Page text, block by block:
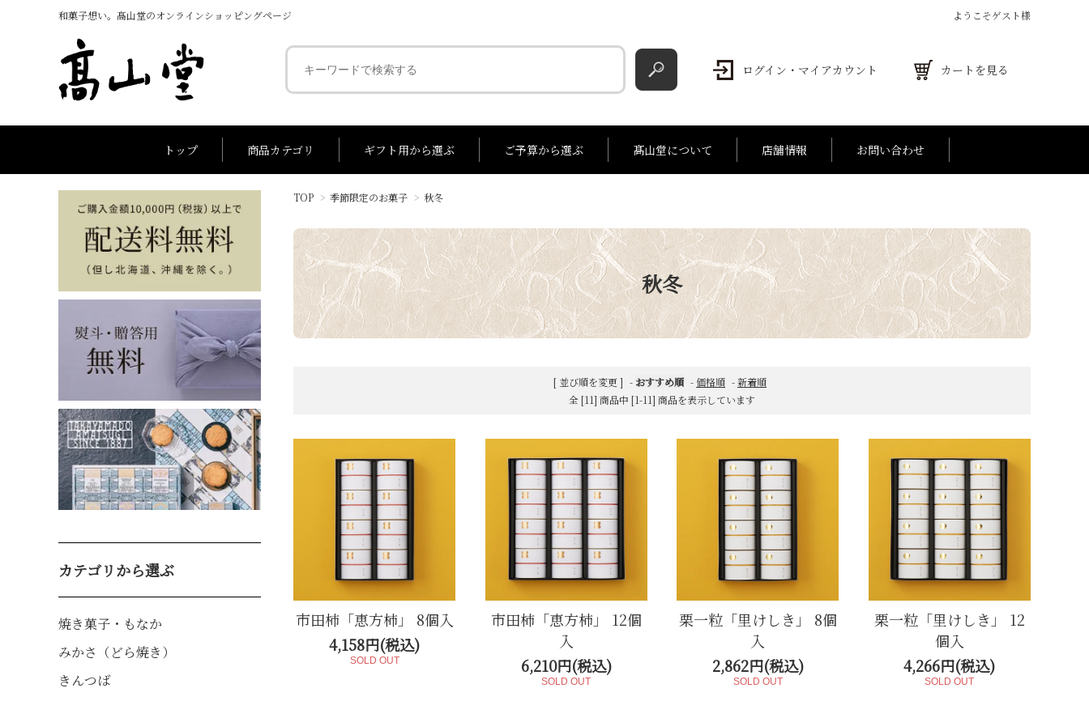
和菓子想い。髙山堂のオンラインショッピングページ ようこそゲスト様
ログイン・マイアカウント カートを見る
トップ 商品カテゴリ
焼き菓子・もなか みかさ（どら焼き）
ギフト用から選ぶ
代表銘菓
ご予算から選ぶ
～1,000円
髙山堂について 店舗情報 お問い合わせ
TOP > 季節限定のお菓子 > 秋冬
秋冬
[ 並び順を変更 ] - おすすめ順 -価格順 -新着順
全 [11] 商品中 [1-11] 商品を表示しています
市田柿「恵方柿」 8個入
4,158円(税込)
SOLD OUT
市田柿「恵方柿」 12個
入
6,210円(税込)
SOLD OUT
栗一粒「里けしき」 8個
入
2,862円(税込)
SOLD OUT
栗一粒「里けしき」 12
個入
4,266円(税込)
SOLD OUT
カテゴリから選ぶ
焼き菓子・もなか
みかさ（どら焼き）
きんつば